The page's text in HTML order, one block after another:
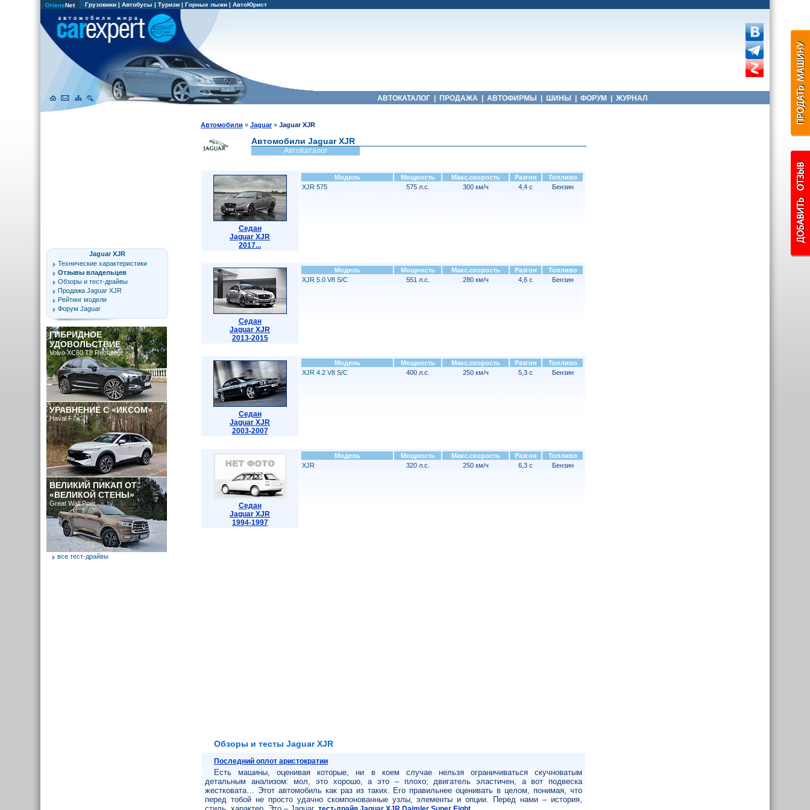
OriensNet Грузовики | Автобусы | Туризм | Горные лыжи | АвтоЮрист
АВТОКАТАЛОГ ПРОДАЖА АВТОФИРМЫ ШИНЫ ФОРУМ ЖУРНАЛ
Jaguar XJR
Технические характеристики
Отзывы владельцев
Обзоры и тест-драйвы
Продажа Jaguar XJR
Рейтинг модели
Форум Jaguar
ГИБРИДНОЕ
УДОВОЛЬСТВИЕ
Volvo XC60 T8 Recharge
УРАВНЕНИЕ С «ИКСОМ»
Haval F7x
ВЕЛИКИЙ ПИКАП ОТ
«ВЕЛИКОЙ СТЕНЫ»
Great Wall Poer
все тест-драйвы
Автомобили » Jaguar» Jaguar XJR
Автомобили Jaguar XJR
АвтоКаталог
Седан
Jaguar XJR
2017...
Модель Мощность Макс.скорость Разгон
Топливо
XJR 575
575 л.с. 300 км/ч 4,4 с Бензин
Седан
Jaguar XJR
2013-2015
Модель Мощность Макс.скорость Разгон
Топливо
XJR 5.0 V8 S/C
551 л.с. 280 км/ч 4,6 с Бензин
Седан
Jaguar XJR
2003-2007
Модель Мощность Макс.скорость Разгон
Топливо
XJR 4.2 V8 S/C
400 л.с. 250 км/ч 5,3 с Бензин
Седан
Jaguar XJR
1994-1997
Модель Мощность Макс.скорость Разгон
Топливо
XJR
320 л.с. 250 км/ч 6,3 с Бензин
Обзоры и тесты Jaguar XJR
Последний оплот аристократии
Есть машины, оценивая которые, ни в коем случае нельзя ограничиваться скучноватым
детальным анализом: мол, это хорошо, а это – плохо; двигатель эластичен, а вот подвеска
жестковата… Этот автомобиль как раз из таких. Его правильнее оценивать в целом, понимая, что
перед тобой не просто удачно скомпонованные узлы, элементы и опции. Перед нами – история,